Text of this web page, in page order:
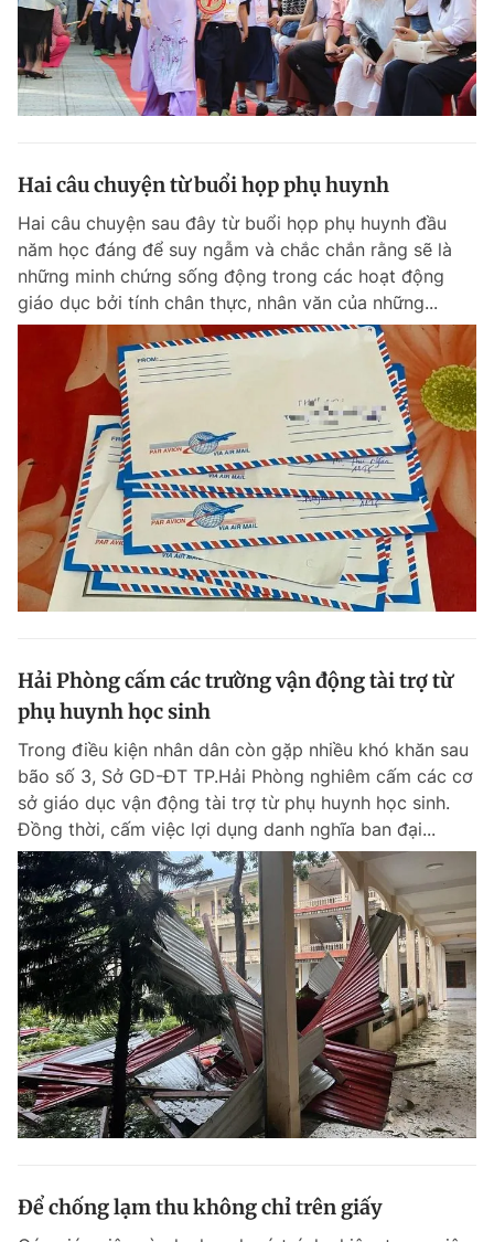
Hai câu chuyện từ buổi họp phụ huynh
Hai câu chuyện sau đây từ buổi họp phụ huynh đầu
năm học đáng để suy ngẫm và chắc chắn rằng sẽ là
những minh chứng sống động trong các hoạt động
giáo dục bởi tính chân thực, nhân văn của những...
Hải Phòng cấm các trường vận động tài trợ từ
phụ huynh học sinh
Trong điều kiện nhân dân còn gặp nhiều khó khăn sau
bão số 3, Sở GD-ĐT TP.Hải Phòng nghiêm cấm các cơ
sở giáo dục vận động tài trợ từ phụ huynh học sinh.
Đồng thời, cấm việc lợi dụng danh nghĩa ban đại...
Để chống lạm thu không chỉ trên giấy